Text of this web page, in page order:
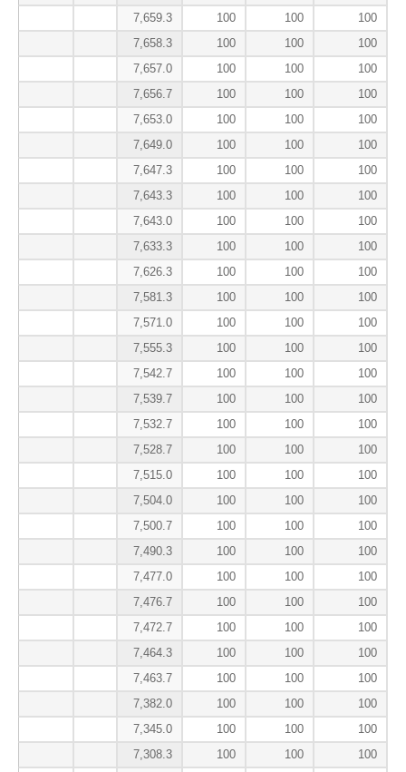
7,659.3 100 100
100
7,658.3
100 100
100
7,657.0
100 100
100
7,656.7
100 100
100
7,653.0
100 100
100
7,649.0
100 100
100
7,647.3
100 100
100
7,643.3
100 100
100
7,643.0
100 100
100
7,633.3
100 100
100
7,626.3
100 100
100
7,581.3
100 100
100
7,571.0
100 100
100
7,555.3
100 100
100
7,542.7
100 100
100
7,539.7
100 100
100
7,532.7
100 100
100
7,528.7
100 100
100
7,515.0
100 100
100
7,504.0
100 100
100
7,500.7
100 100
100
7,490.3
100 100
100
7,477.0
100 100
100
7,476.7
100 100
100
7,472.7
100 100
100
7,464.3
100 100
100
7,463.7
100 100
100
7,382.0
100 100
100
7,345.0
100 100
100
7,308.3
100 100
100